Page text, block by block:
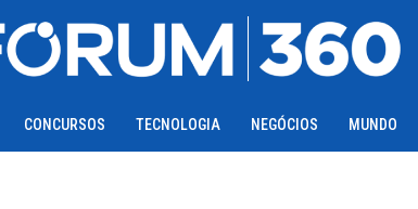
CONCURSOS TECNOLOGIA NEGÓCIOS MUNDO